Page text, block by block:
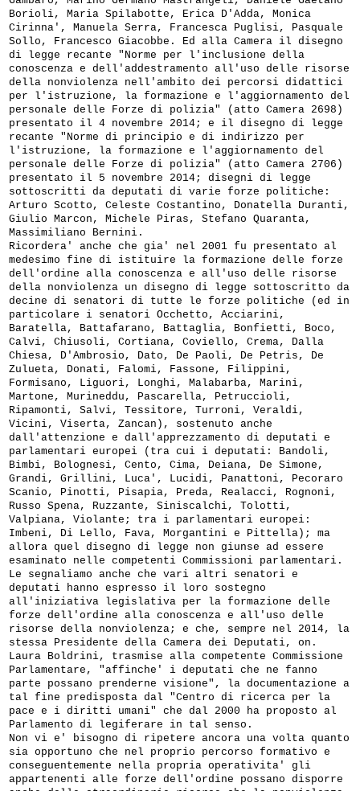
Borioli, Maria Spilabotte, Erica D'Adda, Monica
Cirinna', Manuela Serra, Francesca Puglisi, Pasquale
Sollo, Francesco Giacobbe. Ed alla Camera il disegno
di legge recante "Norme per l'inclusione della
conoscenza e dell'addestramento all'uso delle risorse
della nonviolenza nell'ambito dei percorsi didattici
per l'istruzione, la formazione e l'aggiornamento del
personale delle Forze di polizia" (atto Camera 2698)
presentato il 4 novembre 2014; e il disegno di legge
recante "Norme di principio e di indirizzo per
l'istruzione, la formazione e l'aggiornamento del
personale delle Forze di polizia" (atto Camera 2706)
presentato il 5 novembre 2014; disegni di legge
sottoscritti da deputati di varie forze politiche:
Arturo Scotto, Celeste Costantino, Donatella Duranti,
Giulio Marcon, Michele Piras, Stefano Quaranta,
Massimiliano Bernini.
Ricordera' anche che gia' nel 2001 fu presentato al
medesimo fine di istituire la formazione delle forze
dell'ordine alla conoscenza e all'uso delle risorse
della nonviolenza un disegno di legge sottoscritto da
decine di senatori di tutte le forze politiche (ed in
particolare i senatori Occhetto, Acciarini,
Baratella, Battafarano, Battaglia, Bonfietti, Boco,
Calvi, Chiusoli, Cortiana, Coviello, Crema, Dalla
Chiesa, D'Ambrosio, Dato, De Paoli, De Petris, De
Zulueta, Donati, Falomi, Fassone, Filippini,
Formisano, Liguori, Longhi, Malabarba, Marini,
Martone, Murineddu, Pascarella, Petruccioli,
Ripamonti, Salvi, Tessitore, Turroni, Veraldi,
Vicini, Viserta, Zancan), sostenuto anche
dall'attenzione e dall'apprezzamento di deputati e
parlamentari europei (tra cui i deputati: Bandoli,
Bimbi, Bolognesi, Cento, Cima, Deiana, De Simone,
Grandi, Grillini, Luca', Lucidi, Panattoni, Pecoraro
Scanio, Pinotti, Pisapia, Preda, Realacci, Rognoni,
Russo Spena, Ruzzante, Siniscalchi, Tolotti,
Valpiana, Violante; tra i parlamentari europei:
Imbeni, Di Lello, Fava, Morgantini e Pittella); ma
allora quel disegno di legge non giunse ad essere
esaminato nelle competenti Commissioni parlamentari.
Le segnaliamo anche che vari altri senatori e
deputati hanno espresso il loro sostegno
all'iniziativa legislativa per la formazione delle
forze dell'ordine alla conoscenza e all'uso delle
risorse della nonviolenza; e che, sempre nel 2014, la
stessa Presidente della Camera dei Deputati, on.
Laura Boldrini, trasmise alla competente Commissione
Parlamentare, "affinche' i deputati che ne fanno
parte possano prenderne visione", la documentazione a
tal fine predisposta dal "Centro di ricerca per la
pace e i diritti umani" che dal 2000 ha proposto al
Parlamento di legiferare in tal senso.
Non vi e' bisogno di ripetere ancora una volta quanto
sia opportuno che nel proprio percorso formativo e
conseguentemente nella propria operativita' gli
appartenenti alle forze dell'ordine possano disporre